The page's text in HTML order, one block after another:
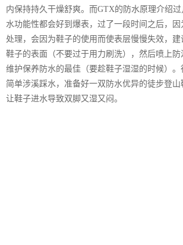
内保持持久干燥舒爽。而GTX的防水原理介绍
水功能性都会好到爆表，过了一段时间之后，因
处理，会因为鞋子的使用而使表层慢慢失效，
鞋子的表面（不要过于用力刷洗），然后喷上
维护保养防水的最佳（要趁鞋子湿湿的时候）
简单涉溪踩水，准备好一双防水优异的徒步登
让鞋子进水导致双脚又湿又闷。